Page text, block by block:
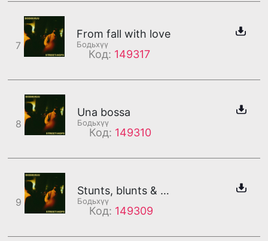
7
From fall with love
Бодьхүү
Код: 149317
8
Una bossa
Бодьхүү
Код: 149310
9
Stunts, blunts & Steez
Бодьхүү
Код: 149309